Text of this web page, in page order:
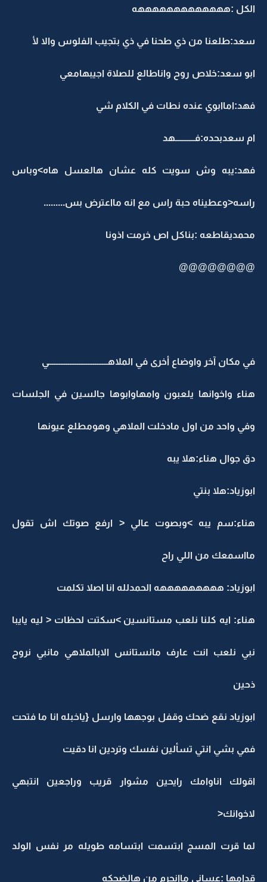
الكل :هههههههههههههه
سعد:طلعنا من ذي طحنا في ذي بتجيب الفلوس والا لأ
ابو سعد:خلاص روح واناطالع للصلاة اجيبهامعي
فهد:اماابوي عنده نطات في الكلام شي
ام سعدبحده:فـــــــــــهد
فهد:يبه وش سويت كله عشان هالعسل هاه>وباس
راسه<وعطيناه حبة راس مع انه مااعترض بس.........
محمديقاطعه :بناكل اص خرمت اذونا
@@@@@@@@
في مكان آخر واوضاع أخرى في الملاهـــــــــــــــــــــــــــــــــي
هناء واخوانها يلعبون وامهاوابوها جالسين في الجلسات
وفي واحد من اول مادخلت الملاهي وهومطلع عيونها
دق جوال هناء:هلا يبه
ابوزياد:هلا بنتي
هناء:سم يبه >وبصوت عالي < ارفع صوتك اش تقول
مااسمعك من اللي راح
ابوزياد: هههههههههه الحمدلله انا اصلا تكلمت
هناء: ايه كلنا نلعب مستانسين >سكتت لحظات < ليه يايبا
نبي نلعب انت عارف مانستانس الابالملاهي مانبي نروح
ذحين
ابوزياد نقع ضحك وقفل بوجهها وارسل {ياخبله انا ما فتحت
فمي بشي انتي تسألين نفسك وتردين انا دقيت
اقولك اناوامك رايحين مشوار قريب وراجعين انتبهي
لاخوانك<
لما قرت المسج ابتسمت ابتسامه طويله مر نفس الولد
قدامها :عساني ماانحرم من هالضحكه